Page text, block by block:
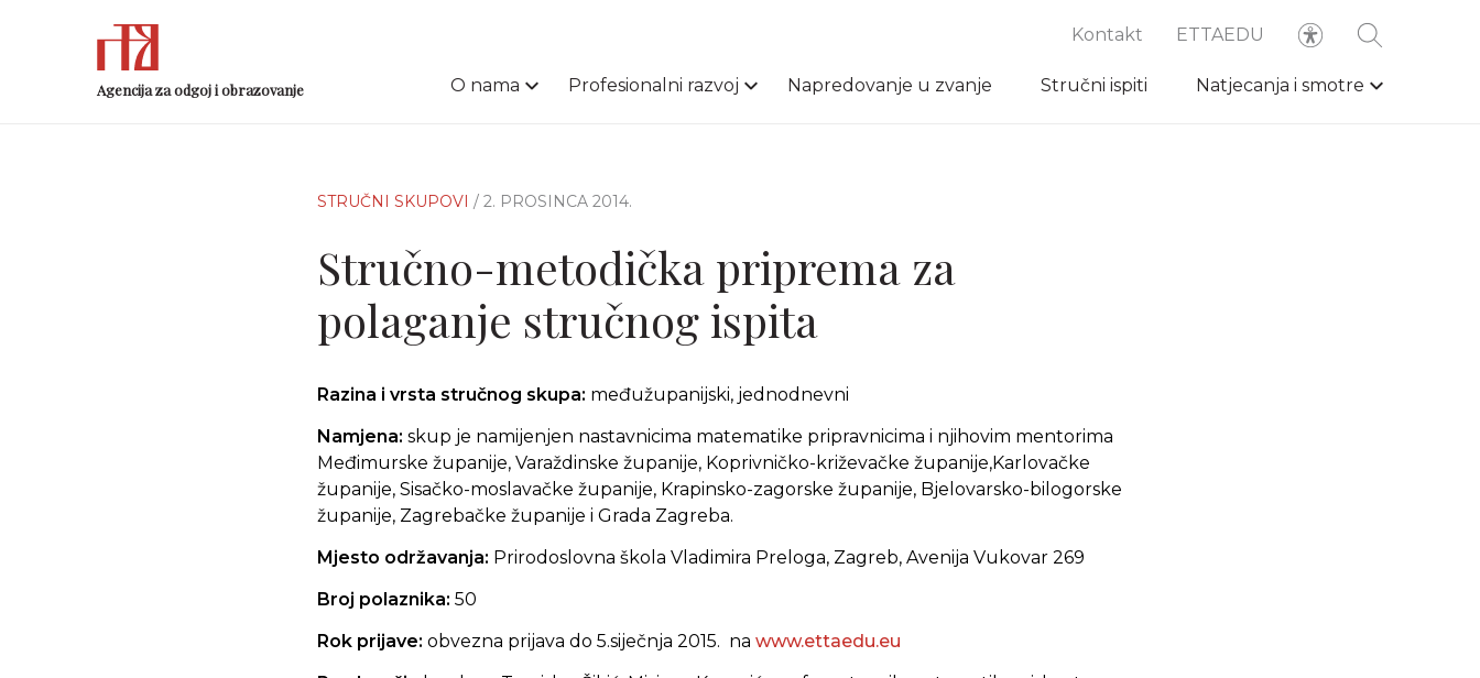
Agencija za odgoj i obrazovanje
Kontakt ETTAEDU
O nama Profesionalni razvoj Napredovanje u zvanje Stručni ispiti Natjecanja i smotre
STRUČNI SKUPOVI / 2. PROSINCA 2014.
Stručno-metodička priprema za
polaganje stručnog ispita
Razina i vrsta stručnog skupa: međužupanijski, jednodnevni
Namjena: skup je namijenjen nastavnicima matematike pripravnicima i njihovim mentorima
Međimurske županije, Varaždinske županije, Koprivničko-križevačke županije,Karlovačke
županije, Sisačko-moslavačke županije, Krapinsko-zagorske županije, Bjelovarsko-bilogorske
županije, Zagrebačke županije i Grada Zagreba.
Mjesto održavanja: Prirodoslovna škola Vladimira Preloga, Zagreb, Avenija Vukovar 269
Broj polaznika: 50
Rok prijave: obvezna prijava do 5.siječnja 2015. na www.ettaedu.eu